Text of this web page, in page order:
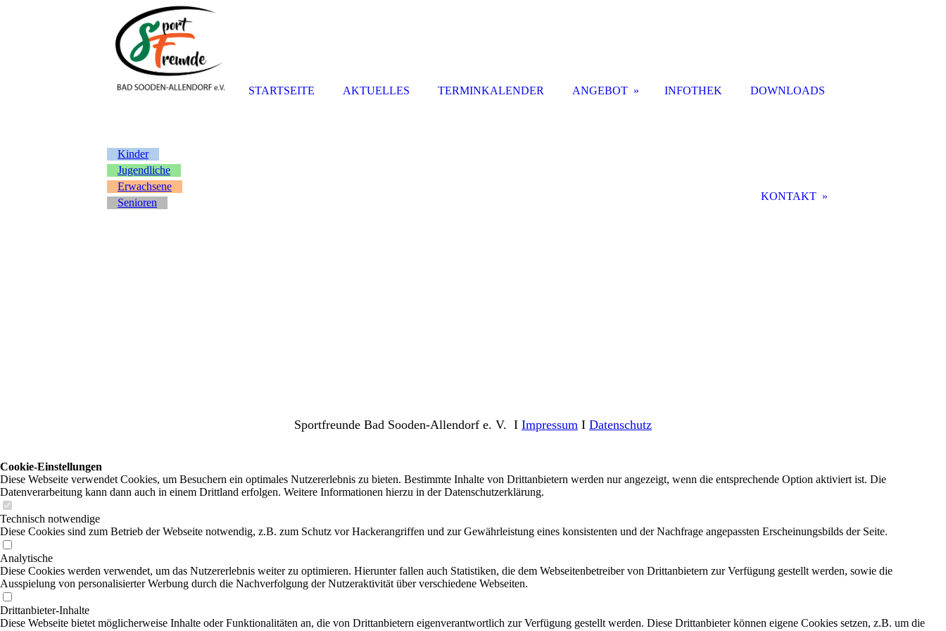
Kinder
Jugendliche
Erwachsene
Senioren
Sportfreunde Bad Sooden-Allendorf e. V. I Impressum I Datenschutz
STARTSEITE AKTUELLES TERMINKALENDER ANGEBOT INFOTHEK DOWNLOADS
KONTAKT
Cookie-Einstellungen
Diese Webseite verwendet Cookies, um Besuchern ein optimales Nutzererlebnis zu bieten. Bestimmte Inhalte von Drittanbietern werden nur angezeigt, wenn die entsprechende Option aktiviert ist. Die
Datenverarbeitung kann dann auch in einem Drittland erfolgen. Weitere Informationen hierzu in der Datenschutzerklärung.
Technisch notwendige
Diese Cookies sind zum Betrieb der Webseite notwendig, z.B. zum Schutz vor Hackerangriffen und zur Gewährleistung eines konsistenten und der Nachfrage angepassten Erscheinungsbilds der Seite.
Analytische
Diese Cookies werden verwendet, um das Nutzererlebnis weiter zu optimieren. Hierunter fallen auch Statistiken, die dem Webseitenbetreiber von Drittanbietern zur Verfügung gestellt werden, sowie die
Ausspielung von personalisierter Werbung durch die Nachverfolgung der Nutzeraktivität über verschiedene Webseiten.
Drittanbieter-Inhalte
Diese Webseite bietet möglicherweise Inhalte oder Funktionalitäten an, die von Drittanbietern eigenverantwortlich zur Verfügung gestellt werden. Diese Drittanbieter können eigene Cookies setzen, z.B. um die